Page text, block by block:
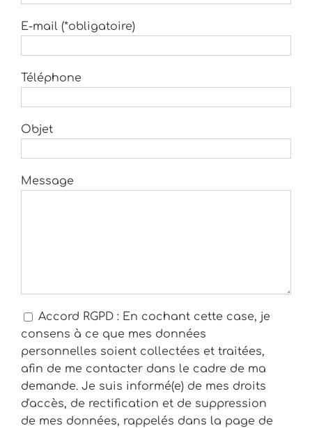
E-mail (*obligatoire)
Téléphone
Objet
Message
Accord RGPD : En cochant cette case, je
consens à ce que mes données
personnelles soient collectées et traitées,
afin de me contacter dans le cadre de ma
demande. Je suis informé(e) de mes droits
d'accès, de rectification et de suppression
de mes données, rappelés dans la page de